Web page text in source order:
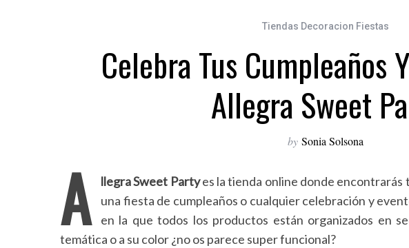
Tiendas Decoracion Fiestas
Celebra Tus Cumpleaños
Allegra Sweet
by Sonia Solsona
A llegra Sweet Partyes la tienda online donde encontrarás
una fiesta de cumpleaños o cualquier celebración y
en la que todos los productos están organizados en
temática o a su color ¿no os parece super funcional?